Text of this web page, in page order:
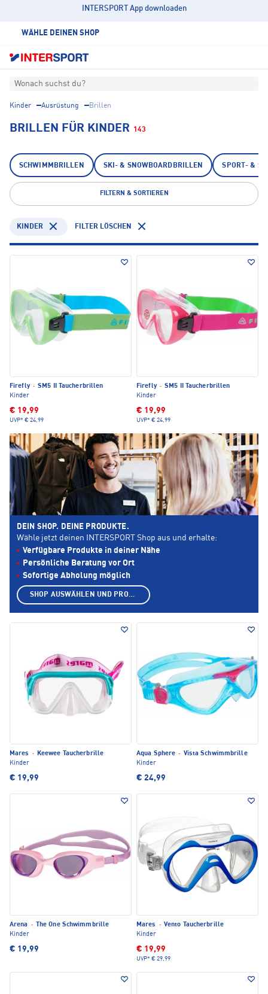
INTERSPORT App downloaden
WÄHLE DEINEN SHOP
Wonach suchst du?
Kinder Ausrüstung Brillen
BRILLEN FÜR KINDER 143
SCHWIMMBRILLEN SKI- & SNOWBOARDBRILLEN SPORT- &
FILTERN & SORTIEREN
KINDER FILTER LÖSCHEN
Firefly · SM5 II Taucherbrillen
Kinder
€ 19,99
UVP* € 24,99
Firefly · SM5 II Taucherbrillen
Kinder
€ 19,99
UVP* € 24,99
Mares · Keewee Taucherbrille
Kinder
€ 19,99
Aqua Sphere · Vista Schwimmbrille
Kinder
€ 24,99
Arena ·
The One Schwimmbrille
Kinder
€ 19,99
Mares · Vento Taucherbrille
Kinder
€ 19,99
UVP* € 29,99
DEIN SHOP. DEINE PRODUKTE.
Wähle jetzt deinen INTERSPORT Shop aus und erhalte:
Verfügbare Produkte in deiner Nähe
Persönliche Beratung vor Ort
Sofortige Abholung möglich
SHOP AUSWÄHLEN UND PRODUKTE ANZEIGEN